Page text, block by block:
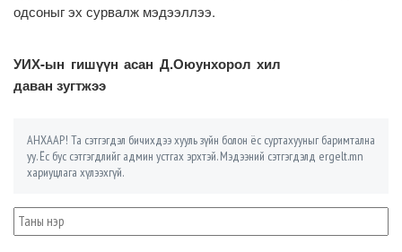
одсоныг эх сурвалж мэдээллээ.
УИХ-ын гишүүн асан Д.Оюунхорол хил
даван зугтжээ
АНХААР! Та сэтгэгдэл бичихдээ хууль зүйн болон ёс суртахууныг баримтална
уу. Ёс бус сэтгэгдлийг админ устгах эрхтэй. Мэдээний сэтгэгдэлд ergelt.mn
хариуцлага хүлээхгүй.